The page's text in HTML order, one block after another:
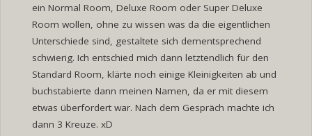
ein Normal Room, Deluxe Room oder Super Deluxe
Room wollen, ohne zu wissen was da die eigentlichen
Unterschiede sind, gestaltete sich dementsprechend
schwierig. Ich entschied mich dann letztendlich für den
Standard Room, klärte noch einige Kleinigkeiten ab und
buchstabierte dann meinen Namen, da er mit diesem
etwas überfordert war. Nach dem Gespräch machte ich
dann 3 Kreuze. xD